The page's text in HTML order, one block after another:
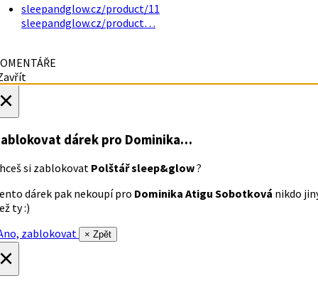
sleepandglow.cz/product/11
sleepandglow.cz/product…
dárek pro Dominika…
si zablokovat Polštář sleep&glow?
dárek pak nekoupí pro Dominika Atigu Sobotková nikdo
ty :)
zablokovat
× Zpět